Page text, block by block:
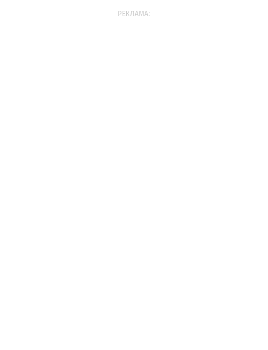
РЕКЛАМА: